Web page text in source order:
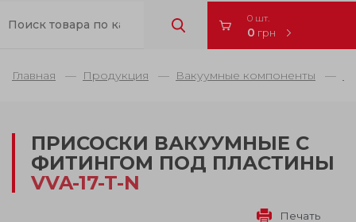
0 шт.
0 грн
Главная Продукция Вакуумные компоненты
ПРИСОСКИ ВАКУУМНЫЕ С
ФИТИНГОМ ПОД ПЛАСТИНЫ
VVA-17-T-N
Печать